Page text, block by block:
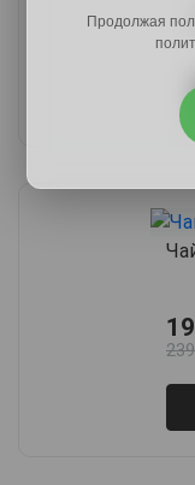
Продолжая